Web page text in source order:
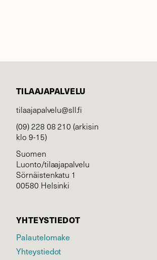
TILAAJAPALVELU
tilaajapalvelu@sll.fi
(09) 228 08 210 (arkisin
klo 9-15)
Suomen
Luonto/tilaajapalvelu
Sörnäistenkatu 1
00580 Helsinki
YHTEYSTIEDOT
Palautelomake
Yhteystiedot